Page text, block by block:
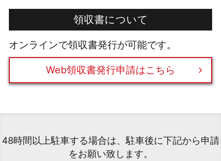
領収書について
オンラインで領収書発行が可能です。
Web領収書発行申請はこちら
48時間以上駐車する場合は、駐車後に下記から申請
をお願い致します。